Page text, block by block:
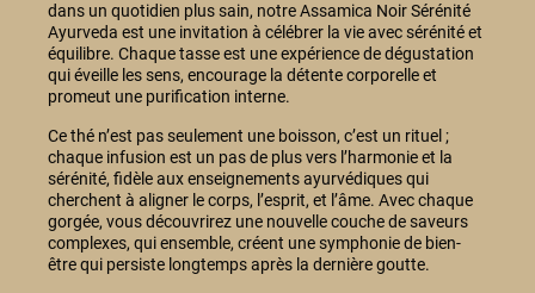
dans un quotidien plus sain, notre Assamica Noir Sérénité
Ayurveda est une invitation à célébrer la vie avec sérénité et
équilibre. Chaque tasse est une expérience de dégustation
qui éveille les sens, encourage la détente corporelle et
promeut une purification interne.
Ce thé n’est pas seulement une boisson, c’est un rituel ;
chaque infusion est un pas de plus vers l’harmonie et la
sérénité, fidèle aux enseignements ayurvédiques qui
cherchent à aligner le corps, l’esprit, et l’âme. Avec chaque
gorgée, vous découvrirez une nouvelle couche de saveurs
complexes, qui ensemble, créent une symphonie de bien-
être qui persiste longtemps après la dernière goutte.